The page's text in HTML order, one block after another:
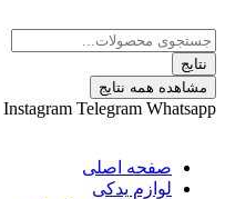
نتایج
Instagram Telegram
اصلی
یدکی